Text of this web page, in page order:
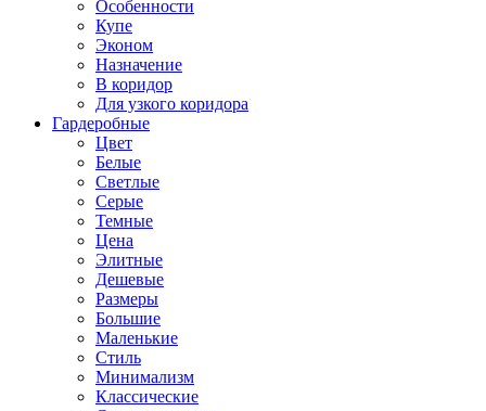
Особенности
Купе
Эконом
Назначение
В коридор
Для узкого коридора
Гардеробные
Цвет
Белые
Светлые
Серые
Темные
Цена
Элитные
Дешевые
Размеры
Большие
Маленькие
Стиль
Минимализм
Классические